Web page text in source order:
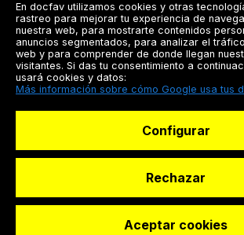
Registrarse
Docfav
© Dashboard Technologies
En docfav utilizamos cookies y otras
rastreo para mejorar tu experiencia de
nuestra web, para mostrarte contenidos
anuncios segmentados, para analizar el
web y para comprender de donde llegan
visitantes. Si das tu consentimiento a
usará cookies y datos:
Más información sobre cómo Google usa tus
Configurar
Rechazar
Aceptar cookies